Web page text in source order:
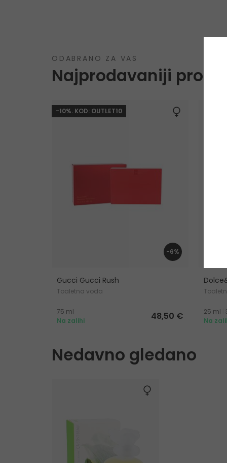
ODABRANO ZA VAS
Najprodavaniji
-10%. KOD: OUTLET10
-6%
Gucci Gucci Rush
Toaletna voda
75 ml
Na zalihi
48,50 € 25 ml
Na
Nedavno gledano